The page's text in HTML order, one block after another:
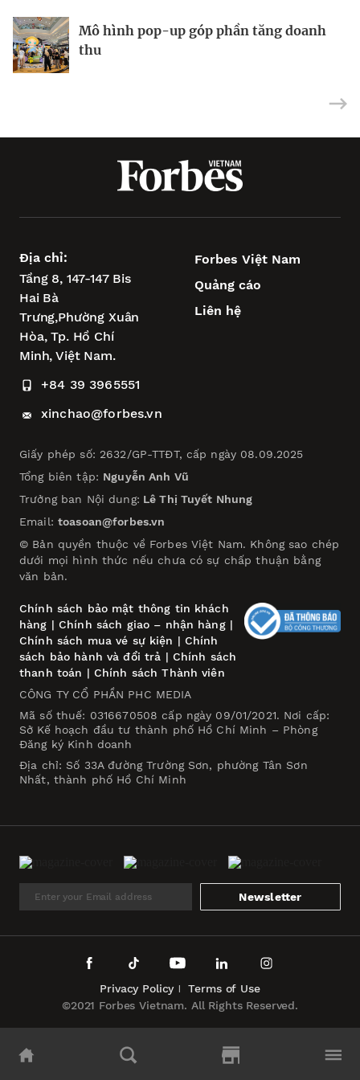
Mô hình pop-up góp phần tăng doanh
thu
Midcap và penny trỗi dậy
Ngành dệt may định hình lại thị trường
Địa chỉ:
Tầng 8, 147-147 Bis
Hai Bà
Trưng,Phường Xuân
Hòa,Tp. Hồ Chí
Minh, Việt Nam.
+84 39 3965551
xinchao@forbes.vn
Forbes Việt Nam
Quảng cáo
Liên hệ
Giấy phép số: 2632/GP-TTĐT, cấp ngày 08.09.2025
Tổng biên tập: Nguyễn Anh Vũ
Trưởng ban Nội dung: Lê Thị Tuyết Nhung
Email: toasoan@forbes.vn
© Bản quyền thuộc về Forbes Việt Nam. Không sao chép
dưới mọi hình thức nếu chưa có sự chấp thuận bằng
văn bản.
Chính sách bảo mật thông tin khách
hàng | Chính sách giao – nhận hàng|
Chính sách mua vé sự kiện | Chính
sách bảo hành và đổi trả | Chính sách
thanh toán | Chính sách Thành viên
CÔNG TY CỔ PHẦN PHC MEDIA
Mã số thuế: 0316670508 cấp ngày 09/01/2021. Nơi cấp:
Sở Kế hoạch đầu tư thành phố Hồ Chí Minh – Phòng
Đăng ký Kinh doanh
Địa chỉ: Số 33A đường Trường Sơn, phường Tân Sơn
Nhất, thành phố Hồ Chí Minh
Newsletter
©2021 Forbes Vietnam. All Rights Reserved.
Privacy Policy Terms of Use